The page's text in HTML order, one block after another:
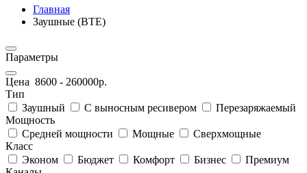
Главная
Заушные (BTE)
Параметры
Цена 8600 - 260000р.
Тип
Заушный
С выносным ресивером
Перезаряжаемый
Мощность
Средней мощности
Мощные
Сверхмощные
Класс
Эконом
Бюджет Комфорт Бизнес
Премиум